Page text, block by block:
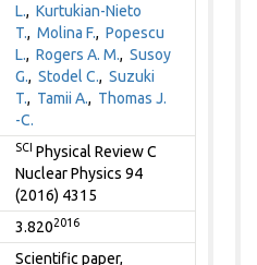
L.,Kurtukian-Nieto
T.,Molina F.,Popescu
L.,Rogers A. M.,Susoy
G.,Stodel C.,Suzuki
T., Tamii A., Thomas J.
-C.
SCI Physical Review C
Nuclear Physics 94
(2016) 4315
3.8202016
Scientific paper,